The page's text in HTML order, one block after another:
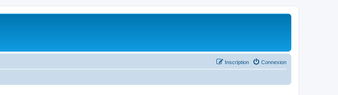
Connexion
Inscription